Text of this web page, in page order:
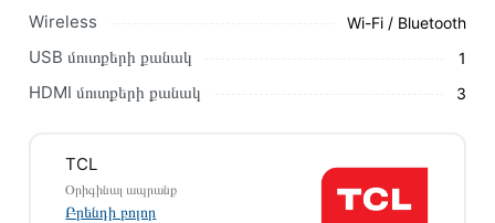
Մեր պրոֆեսիոնալ մենեջերները կմշակեն պատվերը և
պայմանները։ Նախքան առցանց պատվեր տեղադրելը,
խորհուրդ ենք տալիս կարդալ նկարագրությունը,
Տվյալ ապրանքը սետիֆիկացված է և համպատասխանում է
բոլոր ստանդարտներին։ Գնված ապրանքի վերադարձը
կատարվում է 14 օրվա ընթացքում:
Wireless Wi-Fi / Bluetooth
USB մուտքերի քանակ 1
HDMI մուտքերի քանակ 3
TCL
Օրիգինալ ապրանք
Բրենդի բոլոր